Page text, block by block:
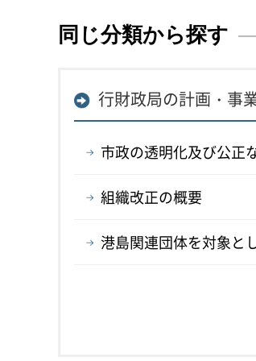
同じ分類から探す
行財政局の計画・事
市政の透明化及び公正
組織改正の概要
港島関連団体を対象と